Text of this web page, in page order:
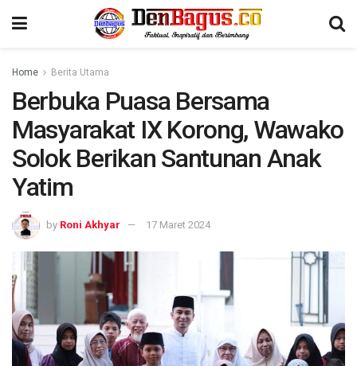
Home Berita Utama
Berbuka Puasa Bersama
Masyarakat IX Korong, Wawako
Solok Berikan Santunan Anak
Yatim
by Roni Akhyar 17 Maret 2024